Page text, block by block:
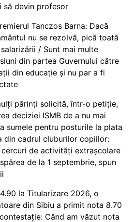
să devin profesor
Tanczos Barna: Dacă
nu se rezolvă, pică toată
/ Sunt mai multe
din partea Guvernului către
din educație și nu par a fi
părinți solicită, într-o petiție,
deciziei ISMB de a nu mai
sumele pentru posturile la plata
din cadrul cluburilor copiilor:
cercuri de activități extrașcolare
de la 1 septembrie, spun
la Titularizare 2026, o
din Sibiu a primit nota 8.70
Când am văzut nota